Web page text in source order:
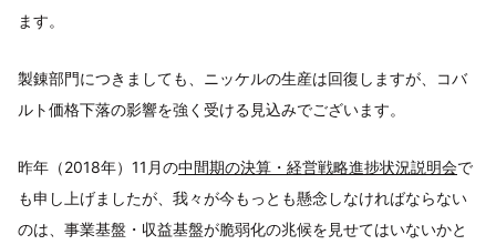
ます。
製錬部門につきましても、ニッケルの生産は回復しますが、コバ
ルト価格下落の影響を強く受ける見込みでございます。
昨年（2018年）11月の中間期の決算・経営戦略進捗状況説明会で
も申し上げましたが、我々が今もっとも懸念しなければならない
のは、事業基盤・収益基盤が脆弱化の兆候を見せてはいないかと